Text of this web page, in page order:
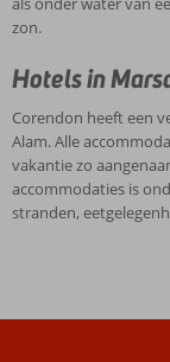
zon.
Hotels in
Corendon heeft een
Alam. Alle
vakantie zo
accommodaties is
stranden,